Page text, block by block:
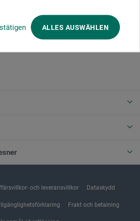
ALLES AUSWÄHLEN
och leveransvillkor Dataskydd
Frakt och betalning